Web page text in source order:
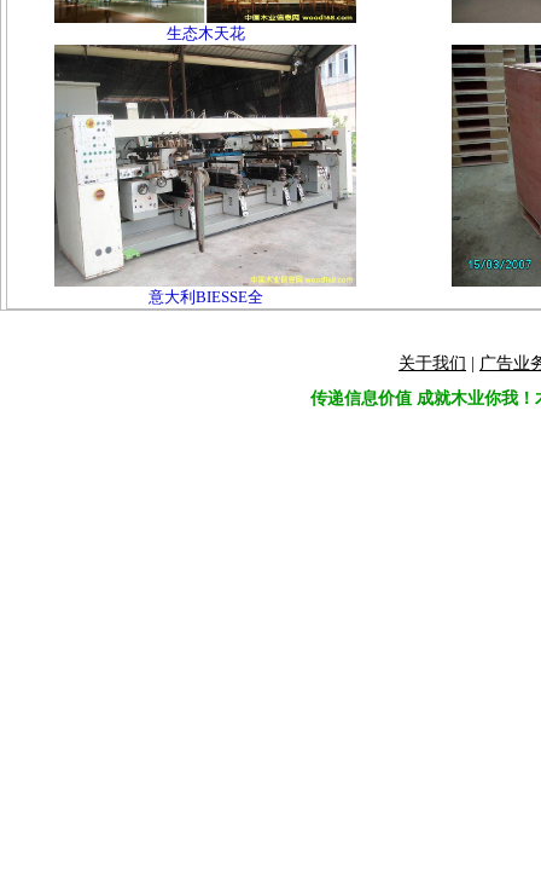
生态木天花
意大利BIESSE全
关于我们
广告业
传递信息价值 成就木业你我